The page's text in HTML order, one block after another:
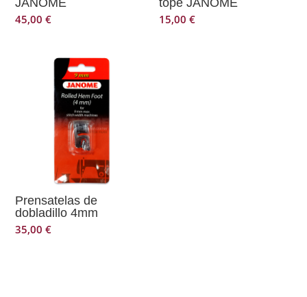
45,00€
15,00€
Prensatelas de
dobladillo 4mm
35,00€